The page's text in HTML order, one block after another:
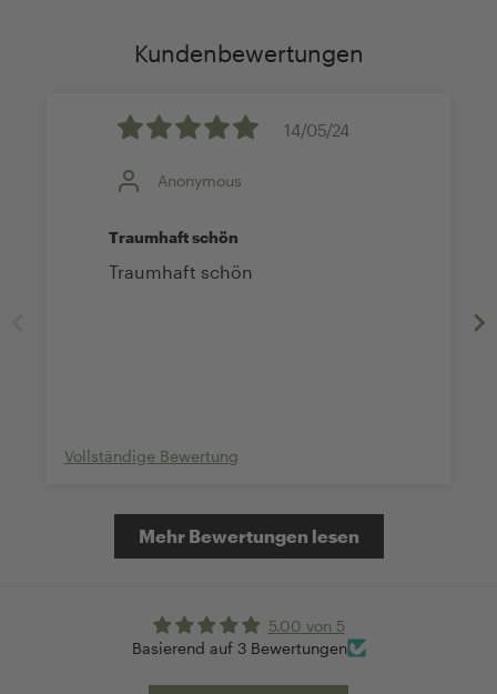
Kundenbewertungen
14/05/24
Anonymous
Traumhaft schön
Traumhaft schön
Vollständige Bewertung
Mehr Bewertungen lesen
5.00 von 5
Basierend auf 3 Bewertungen